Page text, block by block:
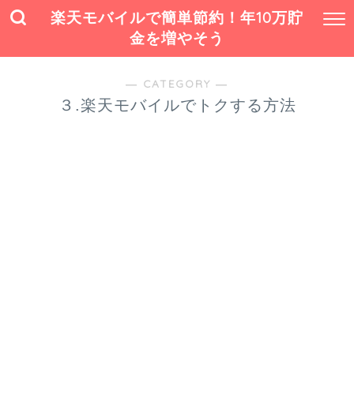
楽天モバイルで簡単節約！年10万貯
金を増やそう
― CATEGORY ―
３.楽天モバイルでトクする方法